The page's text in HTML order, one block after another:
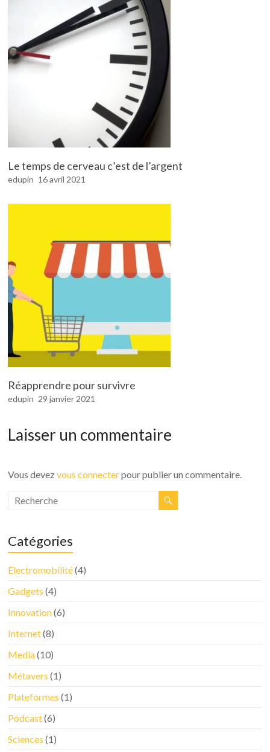
Le temps de cerveau c’est de l’argent
edupin 16 avril 2021
Réapprendre pour survivre
edupin 29 janvier 2021
Laisser un commentaire
Vous devezvous connecterpour publier un commentaire.
Catégories
Electromobilité(4)
Gadgets (4)
Innovation(6)
Internet(8)
Media(10)
Métavers (1)
Plateformes (1)
Podcast(6)
Sciences (1)